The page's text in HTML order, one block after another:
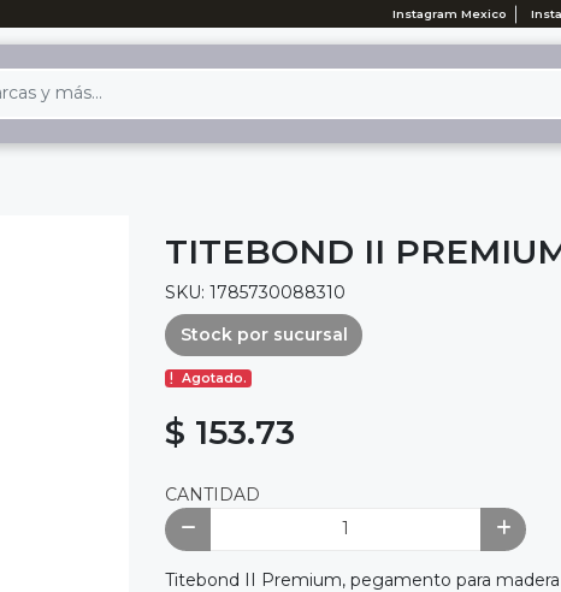
Instagram Mexico
TITEBOND II
SKU: 1785730088310
Stock por sucursal
Agotado.
$ 153.73
CANTIDAD
Titebond II Premium, pegamento para